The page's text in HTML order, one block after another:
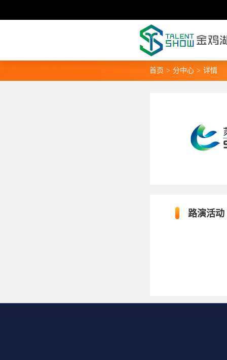
首页 > 分中心 > 详情
路演活动